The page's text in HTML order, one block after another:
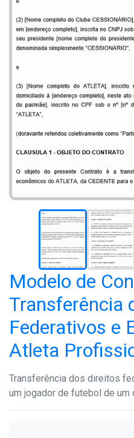
Modelo de
Transferência
Federativos e
Atleta
Transferência dos direitos
um jogador de futebol de um